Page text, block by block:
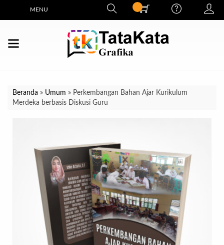
MENU
Beranda » Umum » Perkembangan Bahan Ajar Kurikulum
Merdeka berbasis Diskusi Guru